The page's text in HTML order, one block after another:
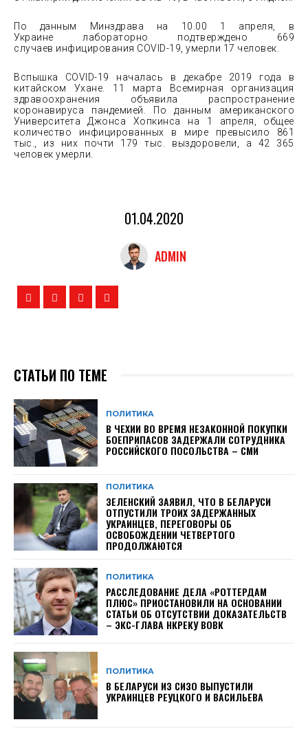
По данным Минздрава на 10.00 1 апреля, в
Украине лабораторно подтверждено 669
случаев инфицирования COVID-19, умерли 17 человек.
Вспышка COVID-19 началась в декабре 2019 года в
китайском Ухане. 11 марта Всемирная организация
здравоохранения объявила распространение
коронавируса пандемией. По данным американского
Университета Джонса Хопкинса на 1 апреля, общее
количество инфицированных в мире превысило 861
тыс., из них почти 179 тыс. выздоровели, а 42 365
человек умерли.
01.04.2020
ADMIN
СТАТЬИ ПО ТЕМЕ
ПОЛИТИКА
В ЧЕХИИ ВО ВРЕМЯ НЕЗАКОННОЙ ПОКУПКИ
БОЕПРИПАСОВ ЗАДЕРЖАЛИ СОТРУДНИКА
РОССИЙСКОГО ПОСОЛЬСТВА – СМИ
ПОЛИТИКА
ЗЕЛЕНСКИЙ ЗАЯВИЛ, ЧТО В БЕЛАРУСИ
ОТПУСТИЛИ ТРОИХ ЗАДЕРЖАННЫХ
УКРАИНЦЕВ, ПЕРЕГОВОРЫ ОБ
ОСВОБОЖДЕНИИ ЧЕТВЕРТОГО
ПРОДОЛЖАЮТСЯ
ПОЛИТИКА
РАССЛЕДОВАНИЕ ДЕЛА «РОТТЕРДАМ
ПЛЮС» ПРИОСТАНОВИЛИ НА ОСНОВАНИИ
СТАТЬИ ОБ ОТСУТСТВИИ ДОКАЗАТЕЛЬСТВ
– ЭКС-ГЛАВА НКРЕКУ ВОВК
ПОЛИТИКА
В БЕЛАРУСИ ИЗ СИЗО ВЫПУСТИЛИ
УКРАИНЦЕВ РЕУЦКОГО И ВАСИЛЬЕВА